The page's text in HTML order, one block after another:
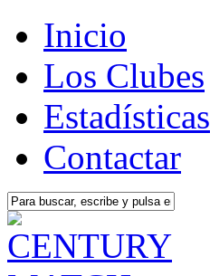
Inicio
Los Clubes
Estadísticas
Contactar